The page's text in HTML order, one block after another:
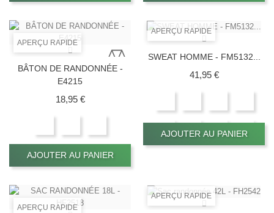
APERÇU RAPIDE
BÂTON DE RANDONNÉE -
E4215
18,95 €Prix
AJOUTER AU PANIER
APERÇU RAPIDE
SWEAT HOMME - FM5132...
41,95 €Prix
AJOUTER AU PANIER
APERÇU RAPIDE
APERÇU RAPIDE